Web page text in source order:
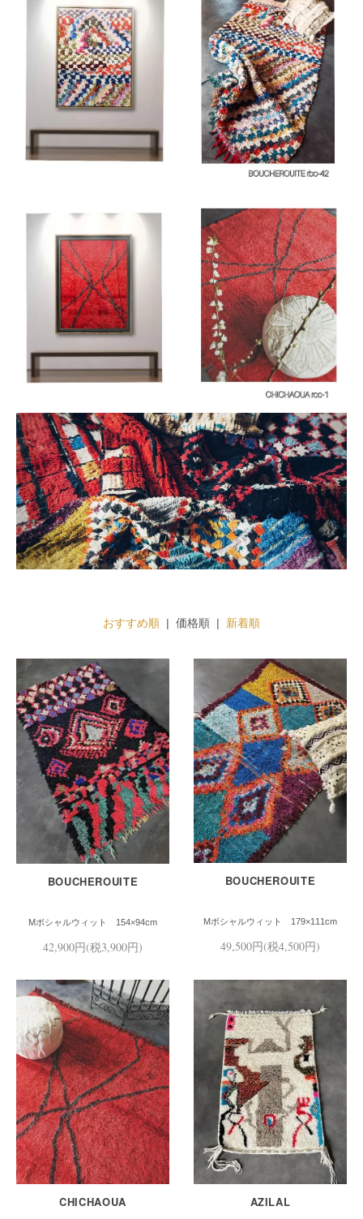
おすすめ順 | 価格順 | 新着順
BOUCHEROUITE
Mボシャルウィット 154×94cm
42,900円(税3,900円)
BOUCHEROUITE
Mボシャルウィット 179×111cm
49,500円(税4,500円)
CHICHAOUA AZILAL